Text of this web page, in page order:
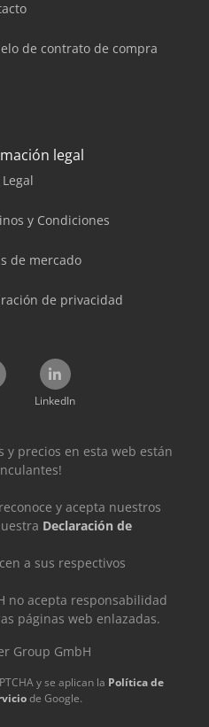
de contrato de compra
legal
y Condiciones
de mercado
de privacidad
LinkedIn
y precios en esta web están
y acepta nuestros
Declaración de
a sus respectivos
no acepta responsabilidad
páginas web enlazadas.
Group GmbH
y se aplican la Política de
de Google.